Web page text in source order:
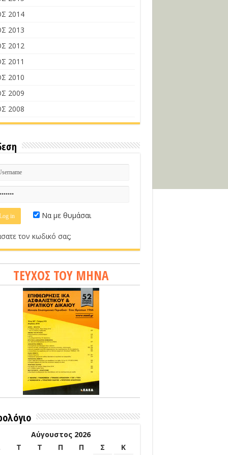
2014
2013
2012
2011
2010
2009
2008
Να με θυμάσαι
τον κωδικό σας;
ΤΕΥΧΟΣ ΤΟΥ ΜΗΝΑ
Αύγουστος 2026
Τ Τ Π Π Σ
Κ